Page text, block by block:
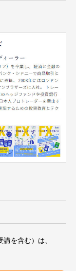
を含む）は、